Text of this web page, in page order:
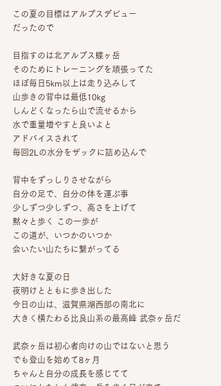
この夏の目標はアルプスデビュー
だったので
目指すのは北アルプス蝶ヶ岳
そのためにトレーニングを頑張ってた
ほぼ毎日5km以上は走り込みして
山歩きの背中は最低10kg
しんどくなったら山で流せるから
水で重量増やすと良いよと
アドバイスされて
毎回2Lの水分をザックに詰め込んで
背中をずっしりさせながら
自分の足で、自分の体を運ぶ事
少しずつ少しずつ、高さを上げて
黙々と歩く この一歩が
この道が、いつかのいつか
会いたい山たちに繋がってる
大好きな夏の日
夜明けとともに歩き出した
今日の山は、滋賀県湖西部の南北に
大きく横たわる比良山系の最高峰 武奈ヶ岳だ
武奈ヶ岳は初心者向けの山ではないと思う
でも登山を始めて8ヶ月
ちゃんと自分の成長を感じてて